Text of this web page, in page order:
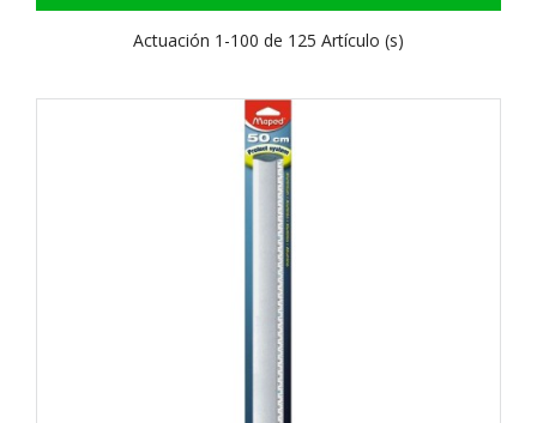
Actuación 1-100 de 125 Artículo (s)